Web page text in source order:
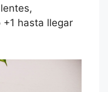
hasta llegar